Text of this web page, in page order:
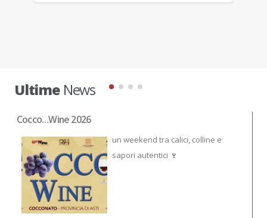
UltimeNews
Cocco…Wine 2026
un weekend tra calici, colline e
sapori autentici 🍷